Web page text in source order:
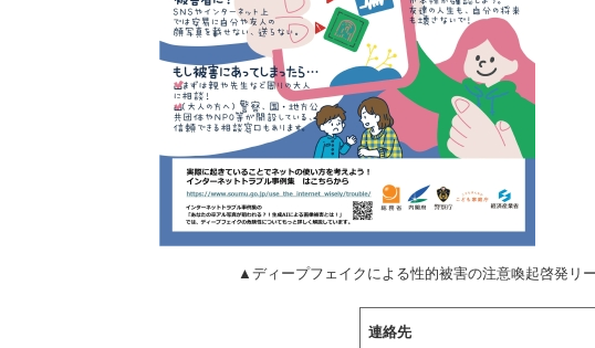
▲ディープフェイクによる性的被害の注意喚起啓発リーフ
連絡先